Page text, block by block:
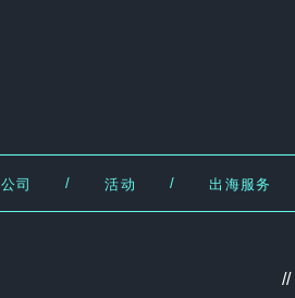
公司 / 活动 / 出海服务
//